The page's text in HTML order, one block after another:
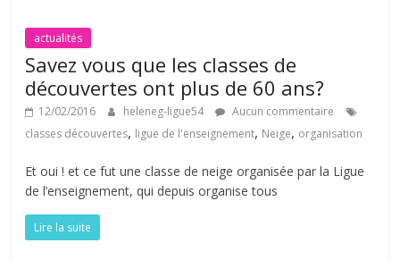
actualités
Savez vous que les classes de
découvertes ont plus de 60 ans?
12/02/2016 heleneg-ligue54
Aucun commentaire
classes découvertes, ligue de l'enseignement, Neige, organisation
Et oui ! et ce fut une classe de neige organisée par la Ligue
de l’enseignement, qui depuis organise tous
Lire la suite